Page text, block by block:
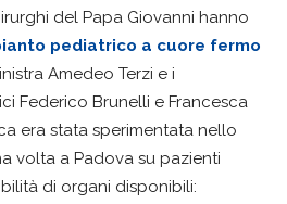
del Papa Giovanni hanno
pediatrico a cuore fermo
Amedeo Terzi e i
Federico Brunelli e Francesca
era stata sperimentata nello
volta a Padova su pazienti
di organi disponibili: